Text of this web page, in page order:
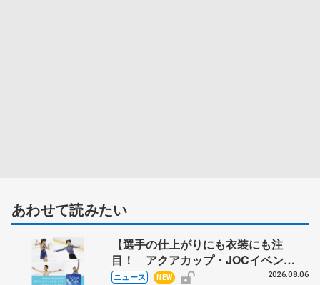
あわせて読みたい
【選手の仕上がりにも衣装にも注
目！ アクアカップ・JOCイベン
ト】 ポッドキャスト#76を配信
ニュース NEW 2026.08.06